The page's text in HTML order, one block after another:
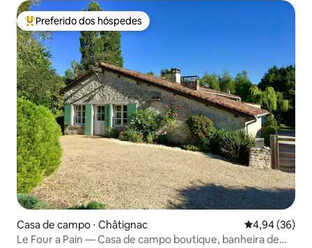
Entre os melhores preferidos dos hóspedes
Preferido dos hóspedes
Casa de campo ⋅ Châtignac 4,94 de uma
4,94 (36)
Le Four a Pain — Casa de campo boutique, banheira de